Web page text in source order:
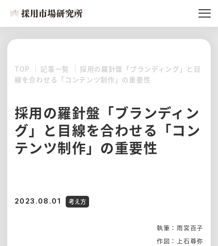
記事一覧
所員紹介
TOP 記事一覧
採用の羅針盤「ブランディング」と目
線を合わせる「コンテンツ制作」の重要性
採用の羅針盤「ブランディン
グ」と目線を合わせる「コン
テンツ制作」の重要性
2023.08.01 考え方
執筆：雨宮百子
作図：上石尊弥